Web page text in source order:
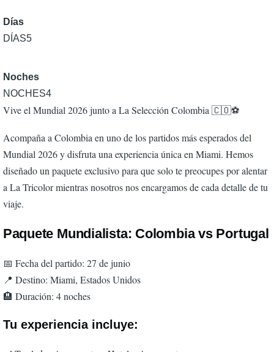
Días
5
Noches
4
Vive el Mundial 2026 junto a La Selección Colombia 🇨🇴⚽
Acompaña a Colombia en uno de los partidos más esperados del
Mundial 2026 y disfruta una experiencia única en Miami. Hemos
diseñado un paquete exclusivo para que solo te preocupes por alentar
a La Tricolor mientras nosotros nos encargamos de cada detalle de tu
viaje.
Paquete Mundialista: Colombia vs Portugal
📅 Fecha del partido: 27 de junio
📍 Destino: Miami, Estados Unidos
🏨 Duración: 4 noches
Tu experiencia incluye: